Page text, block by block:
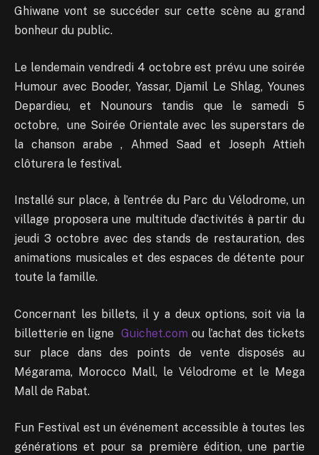
Ghiwane vont se succéder sur cette scène au grand
bonheur du public.
Le lendemain vendredi 4 octobre est prévu une soirée
Humour avec Booder, Yassar, Djamil Le Shlag, Younes
Depardieu, et Nounours tandis que le samedi 5
octobre, une Soirée Orientale avec les superstars de
la chanson arabe , Ahmed Saad et Joseph Attieh
clôturera le festival.
Installé sur place, à l’entrée du Parc du Vélodrome, un
village proposera une multitude d’activités à partir du
jeudi 3 octobre avec des stands de restauration, des
animations musicales et des espaces de détente pour
toute la famille.
Concernant les billets, il y a deux options, soit via la
billetterie en ligne Guichet.com ou l’achat des tickets
sur place dans des points de vente disposés au
Mégarama, Morocco Mall, le Vélodrome et le Mega
Mall de Rabat.
Fun Festival est un événement accessible à toutes les
générations et pour sa première édition, une partie